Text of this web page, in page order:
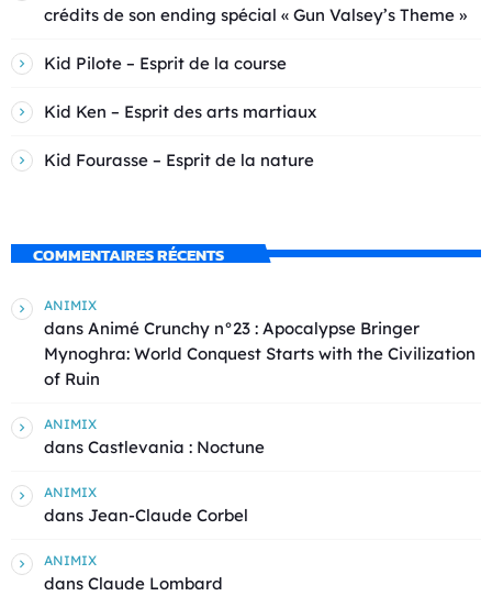
crédits de son ending spécial « Gun Valsey’s Theme »
Kid Pilote – Esprit de la course
Kid Ken – Esprit des arts martiaux
Kid Fourasse – Esprit de la nature
COMMENTAIRES RÉCENTS
ANIMIX
dans Animé Crunchy n°23 : Apocalypse Bringer
Mynoghra: World Conquest Starts with the Civilization
of Ruin
ANIMIX
dans Castlevania : Noctune
ANIMIX
dans Jean-Claude Corbel
ANIMIX
dans Claude Lombard